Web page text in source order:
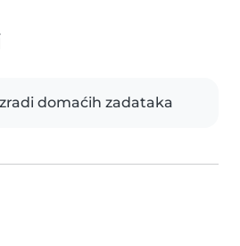
domaćih zadataka